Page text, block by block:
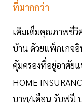
ที่มากกว่า
เติมเต็มคุณภาพชีวิ
บ้าน ด้วยแพ็กเกจอิ
คุ้มครองที่อยู่อาศัย
HOME
บาท/เดือน รับฟรี!